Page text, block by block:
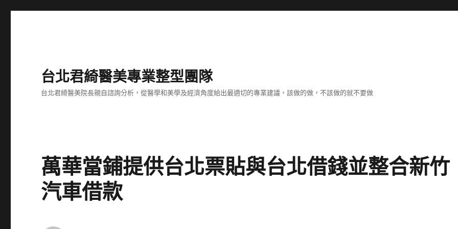
台北君綺醫美專業整型團隊
台北君綺醫美院長親自諮詢分析，從醫學和美學及經濟角度給出最適切的專業建議，該做的做，不該做的就不要做
萬華當鋪提供台北票貼與台北借錢並整合新竹
汽車借款